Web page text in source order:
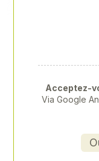
Acceptez-
Via Google